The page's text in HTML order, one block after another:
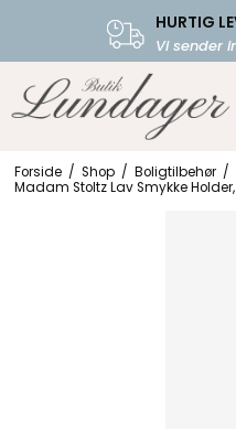
HURTIG
Vi sender
FRI
Forside / Shop / Boligtilbehør /
Madam Stoltz Lav Smykke